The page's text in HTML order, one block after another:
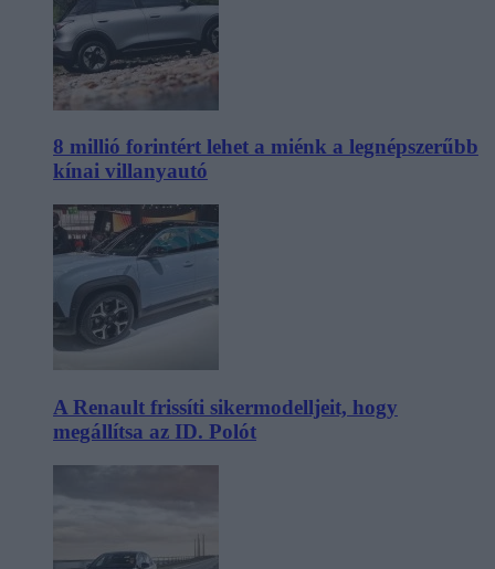
8 millió forintért lehet a miénk a legnépszerűbb
kínai villanyautó
A Renault frissíti sikermodelljeit, hogy
megállítsa az ID. Polót